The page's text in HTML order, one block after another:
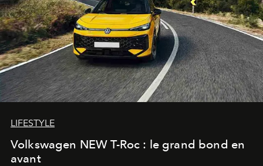
LIFESTYLE
Volkswagen NEW T-Roc : le grand bond en
avant